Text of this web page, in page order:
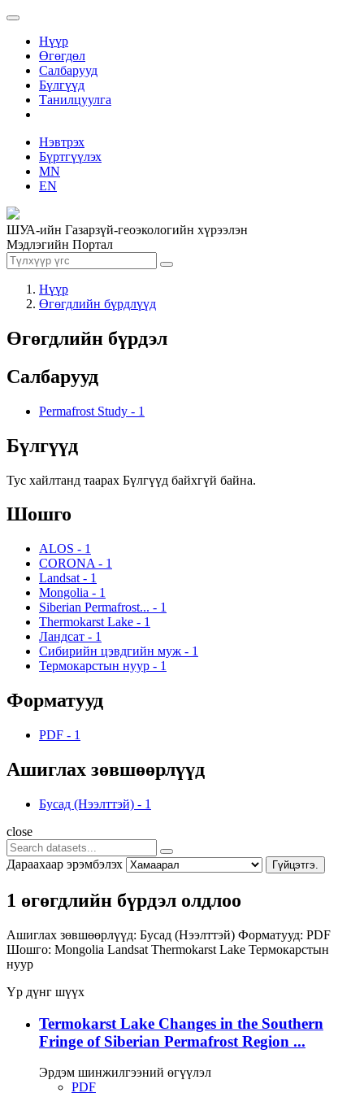
Нүүр
Өгөгдөл
Салбарууд
Бүлгүүд
Танилцуулга
Нэвтрэх
Бүртгүүлэх
MN
EN
ШУА-ийн Газарзүй-геоэкологийн хүрээлэн
Мэдлэгийн Портал
Нүүр
Өгөгдлийн бүрдлүүд
Өгөгдлийн бүрдэл
Салбарууд
Permafrost Study - 1
Бүлгүүд
Тус хайлтанд таарах Бүлгүүд байхгүй байна.
Шошго
ALOS - 1
CORONA - 1
Landsat - 1
Mongolia - 1
Siberian Permafrost... - 1
Thermokarst Lake - 1
Ландсат - 1
Сибирийн цэвдгийн муж - 1
Термокарстын нуур - 1
Форматууд
PDF - 1
Ашиглах зөвшөөрлүүд
Бусад (Нээлттэй) - 1
close
Дараахаар эрэмбэлэх Гүйцэтгэ.
1 өгөгдлийн бүрдэл олдлоо
Ашиглах зөвшөөрлүүд: Бусад (Нээлттэй) Форматууд: PDF
Шошго: Mongolia Landsat Thermokarst Lake Термокарстын
нуур
Үр дүнг шүүх
Termokarst Lake Changes in the Southern
Fringe of Siberian Permafrost Region ...
Эрдэм шинжилгээний өгүүлэл
PDF